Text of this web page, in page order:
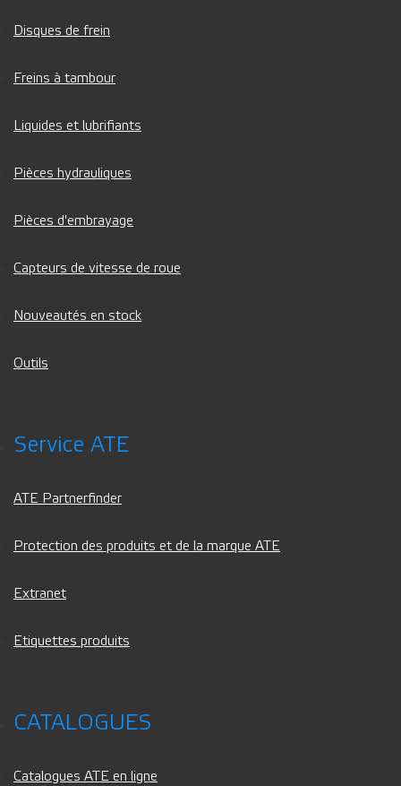
Disques de frein
Freins à tambour
Liquides et lubrifiants
Pièces hydrauliques
Pièces d'embrayage
Capteurs de vitesse de roue
Nouveautés en stock
Outils
Service ATE
ATE Partnerfinder
Protection des produits et de la marque ATE
Extranet
Etiquettes produits
CATALOGUES
Catalogues ATE en ligne